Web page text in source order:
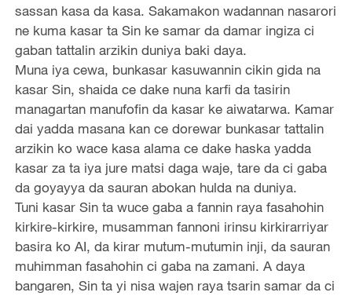
sassan kasa da kasa. Sakamakon wadannan nasarori
ne kuma kasar ta Sin ke samar da damar ingiza ci
gaban tattalin arzikin duniya baki daya.
Muna iya cewa, bunkasar kasuwannin cikin gida na
kasar Sin, shaida ce dake nuna karfi da tasirin
managartan manufofin da kasar ke aiwatarwa. Kamar
dai yadda masana kan ce dorewar bunkasar tattalin
arzikin ko wace kasa alama ce dake haska yadda
kasar za ta iya jure matsi daga waje, tare da ci gaba
da goyayya da sauran abokan hulda na duniya.
Tuni kasar Sin ta wuce gaba a fannin raya fasahohin
kirkire-kirkire, musamman fannoni irinsu kirkirarriyar
basira ko AI, da kirar mutum-mutumin inji, da sauran
muhimman fasahohin ci gaba na zamani. A daya
bangaren, Sin ta yi nisa wajen raya tsarin samar da ci